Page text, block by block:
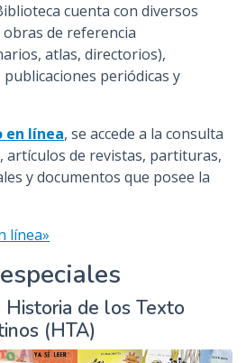
cuenta con diversos
de referencia
atlas, directorios),
periódicas y
en línea, se accede a la consulta
artículos de revistas, partituras,
y documentos que posee la
línea»
de los Texto
(HTA)